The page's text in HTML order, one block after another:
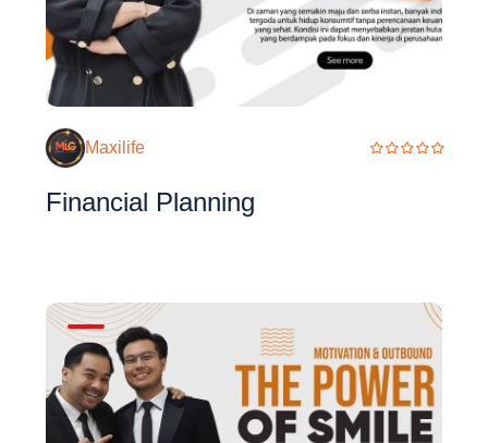
Maxilife
Financial Planning